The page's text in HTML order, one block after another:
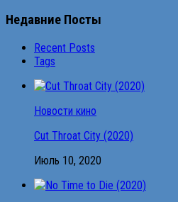
Недавние Посты
Recent Posts
Tags
Новости кино
Cut Throat City (2020)
Июль 10, 2020